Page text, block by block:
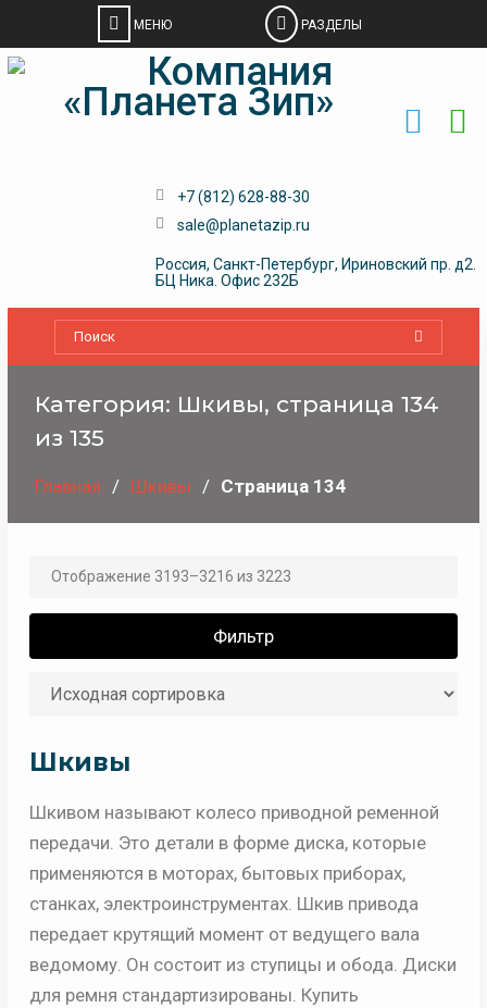
Skip
+7 (812) 628-88-30
sale@planetazip.ru
Россия, Санкт-Петербург, Ириновский пр. д2.
БЦ Ника. Офис 232Б
Категория: Шкивы, страница 134
из 135
Главная Шкивы Страница 134
Отображение 3193–3216 из 3223
Фильтр
Шкивы
Шкивом называют колесо приводной ременной
передачи. Это детали в форме диска, которые
применяются в моторах, бытовых приборах,
станках, электроинструментах. Шкив привода
передает крутящий момент от ведущего вала
ведомому. Он состоит из ступицы и обода. Диски
для ремня стандартизированы. Купить